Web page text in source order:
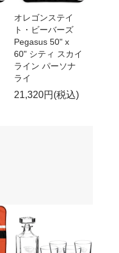
オレゴンステイ
ト・ビーバーズ
Pegasus 50" x
60" シティ スカイ
ライン パーソナ
ライ
21,320円(税込)